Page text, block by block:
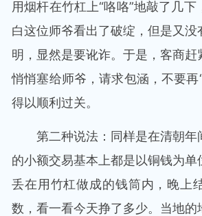
用烟杆在竹杠上“咯咯”地敲了几下
白这位师爷看出了破绽，但是又
明，显然是要讹诈。于是，客商赶
悄悄塞给师爷，请求包涵，不要再
得以顺利过关。
第二种说法：同样是在清朝年
的小额交易基本上都是以铜钱为单
丢在用竹杠做成的钱筒内，晚上
数，看一看今天挣了多少。当地的